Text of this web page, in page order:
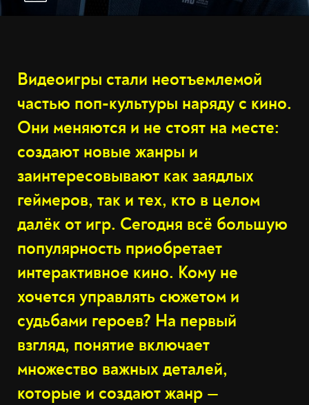
Видеоигры стали неотъемлемой
частью поп-культуры наряду с кино.
Они меняются и не стоят на месте:
создают новые жанры и
заинтересовывают как заядлых
геймеров, так и тех, кто в целом
далёк от игр. Сегодня всё большую
популярность приобретает
интерактивное кино. Кому не
хочется управлять сюжетом и
судьбами героев? На первый
взгляд, понятие включает
множество важных деталей,
которые и создают жанр —